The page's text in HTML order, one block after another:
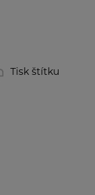
Tisk štítku